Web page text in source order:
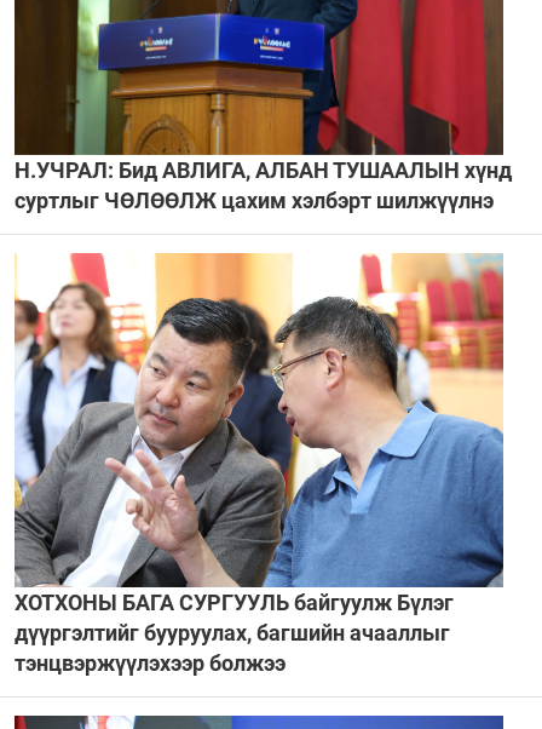
Н.УЧРАЛ: Бид АВЛИГА, АЛБАН ТУШААЛЫН хүнд
суртлыг ЧӨЛӨӨЛЖ цахим хэлбэрт шилжүүлнэ
ХОТХОНЫ БАГА СУРГУУЛЬ байгуулж Бүлэг
дүүргэлтийг бууруулах, багшийн ачааллыг
тэнцвэржүүлэхээр болжээ